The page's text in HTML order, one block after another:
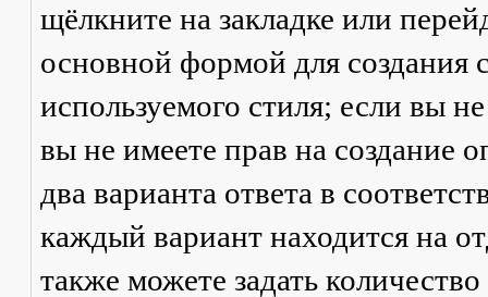
щёлкните на закладке или
основной формой для создания
используемого стиля; если вы
вы не имеете прав на создание
два варианта ответа в
каждый вариант находится на
также можете задать